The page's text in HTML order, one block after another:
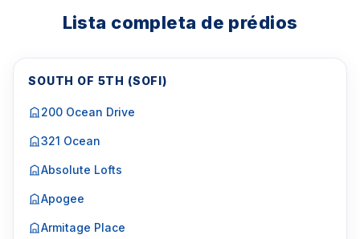
Lista completa de prédios
SOUTH OF 5TH (SOFI)
200 Ocean Drive
321 Ocean
Absolute Lofts
Apogee
Armitage Place